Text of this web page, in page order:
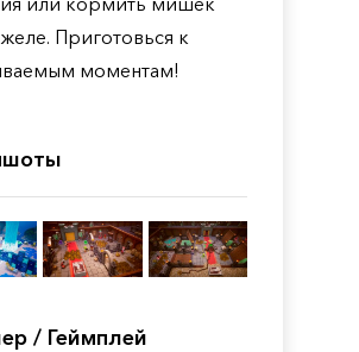
Приготовься к
моментам!
/ Геймплей